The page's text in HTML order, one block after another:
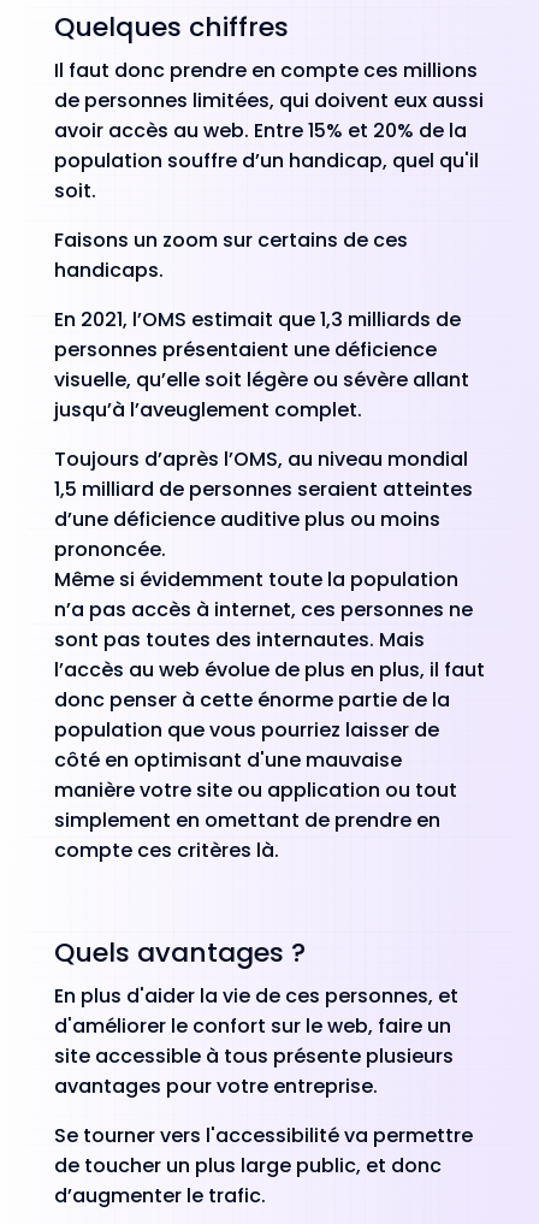
Quelques chiffres
Il faut donc prendre en compte ces millions
de personnes limitées, qui doivent eux aussi
avoir accès au web. Entre 15% et 20% de la
population souffre d’un handicap, quel qu'il
soit.
Faisons un zoom sur certains de ces
handicaps.
En 2021, l’OMS estimait que 1,3 milliards de
personnes présentaient une déficience
visuelle, qu’elle soit légère ou sévère allant
jusqu’à l’aveuglement complet.
Toujours d’après l’OMS, au niveau mondial
1,5 milliard de personnes seraient atteintes
d’une déficience auditive plus ou moins
prononcée.
Même si évidemment toute la population
n’a pas accès à internet, ces personnes ne
sont pas toutes des internautes. Mais
l’accès au web évolue de plus en plus, il faut
donc penser à cette énorme partie de la
population que vous pourriez laisser de
côté en optimisant d'une mauvaise
manière votre site ou application ou tout
simplement en omettant de prendre en
compte ces critères là.
Quels avantages ?
En plus d'aider la vie de ces personnes, et
d'améliorer le confort sur le web, faire un
site accessible à tous présente plusieurs
avantages pour votre entreprise.
Se tourner vers l'accessibilité va permettre
de toucher un plus large public, et donc
d’augmenter le trafic.